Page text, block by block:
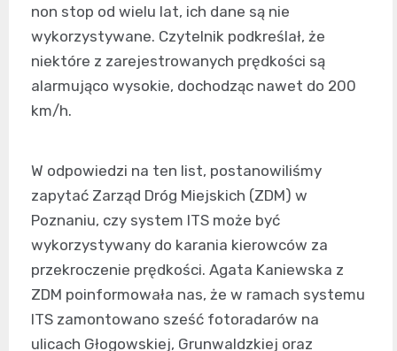
non stop od wielu lat, ich dane są nie
wykorzystywane. Czytelnik podkreślał, że
niektóre z zarejestrowanych prędkości są
alarmująco wysokie, dochodząc nawet do 200
km/h.
W odpowiedzi na ten list, postanowiliśmy
zapytać Zarząd Dróg Miejskich (ZDM) w
Poznaniu, czy system ITS może być
wykorzystywany do karania kierowców za
przekroczenie prędkości. Agata Kaniewska z
ZDM poinformowała nas, że w ramach systemu
ITS zamontowano sześć fotoradarów na
ulicach Głogowskiej, Grunwaldzkiej oraz